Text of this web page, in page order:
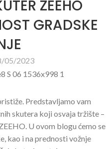
ZEEHO
GRADSKE
05/2023
Predstavljamo vam
skutera koji osvaja tržište –
U ovom blogu ćemo se
kao i na prednosti vožnje